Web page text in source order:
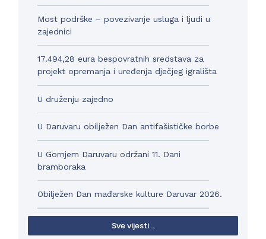
Most podrške – povezivanje usluga i ljudi u
zajednici
17.494,28 eura bespovratnih sredstava za
projekt opremanja i uređenja dječjeg igrališta
U druženju zajedno
U Daruvaru obilježen Dan antifašističke borbe
U Gornjem Daruvaru održani 11. Dani
bramboraka
Obilježen Dan mađarske kulture Daruvar 2026.
Sve vijesti...